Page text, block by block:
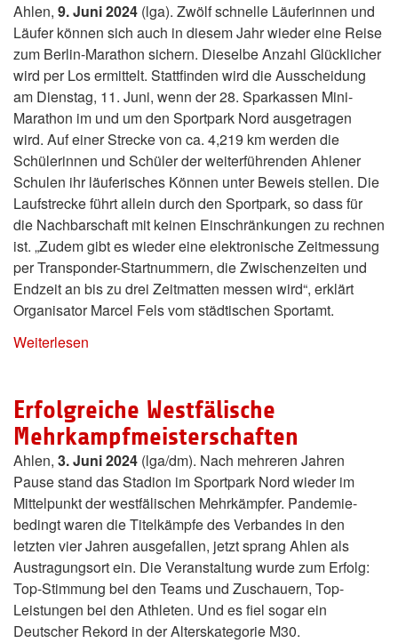
Ahlen, 9. Juni 2024 (lga). Zwölf schnelle Läuferinnen und
Läufer können sich auch in diesem Jahr wieder eine Reise
zum Berlin-Marathon sichern. Dieselbe Anzahl Glücklicher
wird per Los ermittelt. Stattfinden wird die Ausscheidung
am Dienstag, 11. Juni, wenn der 28. Sparkassen Mini-
Marathon im und um den Sportpark Nord ausgetragen
wird. Auf einer Strecke von ca. 4,219 km werden die
Schülerinnen und Schüler der weiterführenden Ahlener
Schulen ihr läuferisches Können unter Beweis stellen. Die
Laufstrecke führt allein durch den Sportpark, so dass für
die Nachbarschaft mit keinen Einschränkungen zu rechnen
ist. „Zudem gibt es wieder eine elektronische Zeitmessung
per Transponder-Startnummern, die Zwischenzeiten und
Endzeit an bis zu drei Zeitmatten messen wird“, erklärt
Organisator Marcel Fels vom städtischen Sportamt.
Weiterlesen
Erfolgreiche Westfälische
Mehrkampfmeisterschaften
Ahlen, 3. Juni 2024 (lga/dm). Nach mehreren Jahren
Pause stand das Stadion im Sportpark Nord wieder im
Mittelpunkt der westfälischen Mehrkämpfer. Pandemie-
bedingt waren die Titelkämpfe des Verbandes in den
letzten vier Jahren ausgefallen, jetzt sprang Ahlen als
Austragungsort ein. Die Veranstaltung wurde zum Erfolg:
Top-Stimmung bei den Teams und Zuschauern, Top-
Leistungen bei den Athleten. Und es fiel sogar ein
Deutscher Rekord in der Alterskategorie M30.